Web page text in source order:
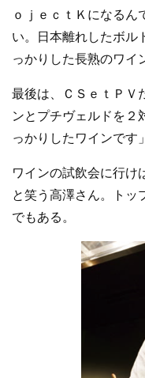
ｏｊｅｃｔＫになるん
い。日本離れしたボル
っかりした長熟のワイ
最後は、ＣＳｅｔＰＶ
ンとプチヴェルドを２
っかりしたワインです」
ワインの試飲会に行け
と笑う高澤さん。トッ
でもある。